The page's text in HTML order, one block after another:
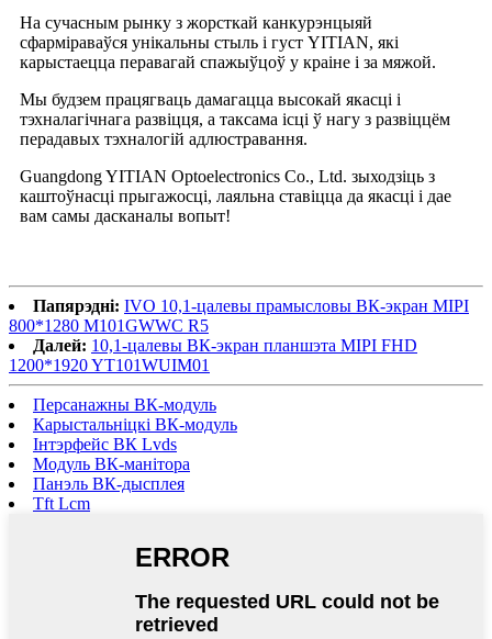
На сучасным рынку з жорсткай канкурэнцыяй
сфарміраваўся унікальны стыль і густ YITIAN, які
карыстаецца перавагай спажыўцоў у краіне і за мяжой.
Мы будзем працягваць дамагацца высокай якасці і
тэхналагічнага развіцця, а таксама ісці ў нагу з развіццём
перадавых тэхналогій адлюстравання.
Guangdong YITIAN Optoelectronics Co., Ltd. зыходзіць з
каштоўнасці прыгажосці, лаяльна ставіцца да якасці і дае
вам самы дасканалы вопыт!
Папярэдні: IVO 10,1-цалевы прамысловы ВК-экран MIPI
800*1280 M101GWWC R5
Далей: 10,1-цалевы ВК-экран планшэта MIPI FHD
1200*1920 YT101WUIM01
Персанажны ВК-модуль
Карыстальніцкі ВК-модуль
Інтэрфейс ВК Lvds
Модуль ВК-манітора
Панэль ВК-дысплея
Tft Lcm